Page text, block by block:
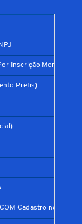
Inscrição Mercantil
Prefis)
Cadastro no